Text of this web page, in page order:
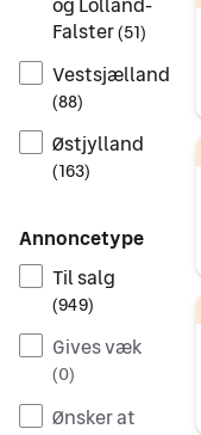
Falster(51)
Vestsjælland
(88)
Østjylland
(163)
Annoncetype
Til salg
(949)
Gives væk
(0)
Ønsker at